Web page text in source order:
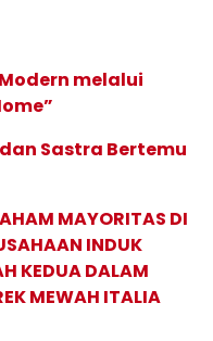
melalui
dan Sastra Bertemu
MAYORITAS DI
INDUK
KEDUA DALAM
MEWAH ITALIA